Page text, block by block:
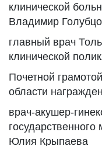
клинической
Владимир
главный врач
клинической
Почетной
области
врач-акушер-
государственного
Юлия Крыпаева